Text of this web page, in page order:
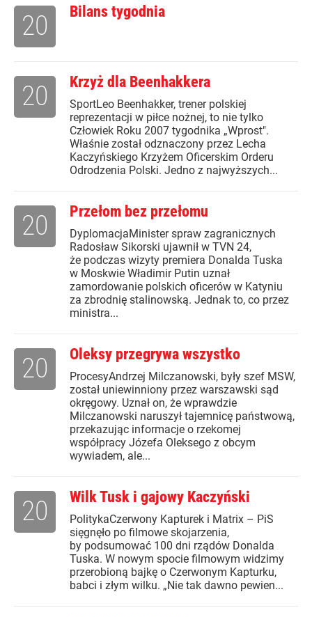
Bilans tygodnia
20
Krzyż dla Beenhakkera
SportLeo Beenhakker, trener polskiej
reprezentacji w piłce nożnej, to nie tylko
Człowiek Roku 2007 tygodnika „Wprost".
Właśnie został odznaczony przez Lecha
Kaczyńskiego Krzyżem Oficerskim Orderu
Odrodzenia Polski. Jedno z najwyższych...
20
Przełom bez przełomu
DyplomacjaMinister spraw zagranicznych
Radosław Sikorski ujawnił w TVN 24,
że podczas wizyty premiera Donalda Tuska
w Moskwie Władimir Putin uznał
zamordowanie polskich oficerów w Katyniu
za zbrodnię stalinowską. Jednak to, co przez
ministra...
20
Oleksy przegrywa wszystko
ProcesyAndrzej Milczanowski, były szef MSW,
został uniewinniony przez warszawski sąd
okręgowy. Uznał on, że wprawdzie
Milczanowski naruszył tajemnicę państwową,
przekazując informacje o rzekomej
współpracy Józefa Oleksego z obcym
wywiadem, ale...
20
Wilk Tusk i gajowy Kaczyński
PolitykaCzerwony Kapturek i Matrix – PiS
sięgnęło po filmowe skojarzenia,
by podsumować 100 dni rządów Donalda
Tuska. W nowym spocie filmowym widzimy
przerobioną bajkę o Czerwonym Kapturku,
babci i złym wilku. „Nie tak dawno pewien...
20